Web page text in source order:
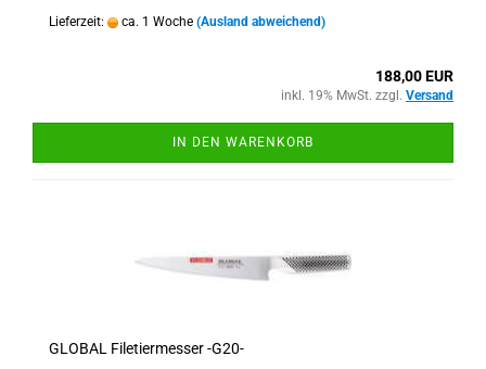
Lieferzeit: ca. 1 Woche (Ausland abweichend)
188,00 EUR
inkl. 19% MwSt. zzgl. Versand
IN DEN WARENKORB
GLOBAL Filetiermesser -G20-